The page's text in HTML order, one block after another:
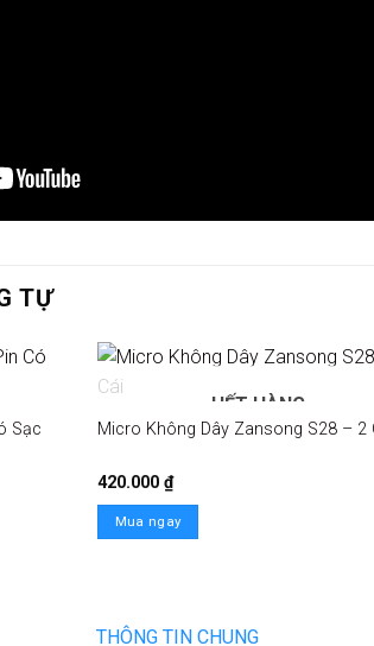
TỰ
Sạc
HẾT HÀNG
Micro Không Dây Zansong S28 – 2
420.000 ₫
Mua ngay
THÔNG TIN CHUNG